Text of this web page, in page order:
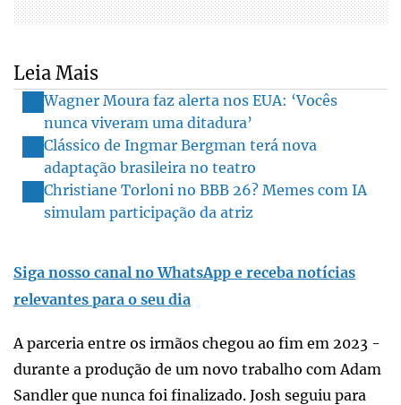
Leia Mais
Wagner Moura faz alerta nos EUA: ‘Vocês
nunca viveram uma ditadura’
Clássico de Ingmar Bergman terá nova
adaptação brasileira no teatro
Christiane Torloni no BBB 26? Memes com IA
simulam participação da atriz
Siga nosso canal no WhatsApp e receba notícias
relevantes para o seu dia
A parceria entre os irmãos chegou ao fim em 2023 -
durante a produção de um novo trabalho com Adam
Sandler que nunca foi finalizado. Josh seguiu para